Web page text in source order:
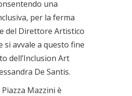
una
per la ferma
del Direttore Artistico
si avvale a questo fine
dell’Inclusion Art
De Santis.
Mazzini è